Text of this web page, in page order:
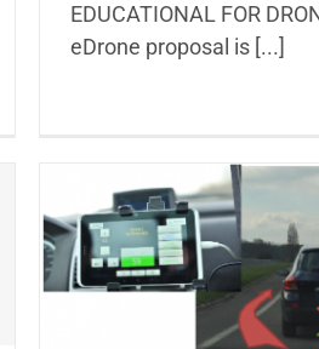
EDUCATIONAL FOR
eDrone proposal is [...]